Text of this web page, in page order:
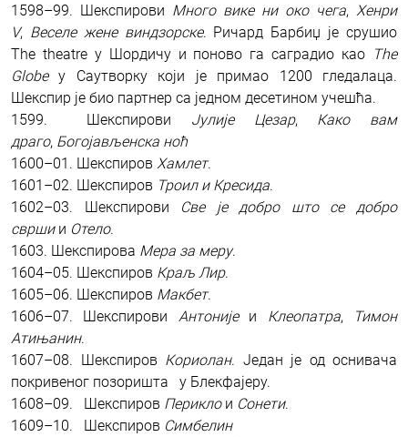
1598–99. Шeкспирови Много вике ни око чега, Хенри
V, Веселе жене виндзорске. Ричард Барбиџ је срушио
The theatre у Шордичу и поново га саградио као The
Globeу Саутворку који јe примао 1200 гледалаца.
Шeкспир је био партнер са једном десетином учешћа.
1599. Шекспирови Јулије Цезар, Како вам
драго, Богојављенска ноћ
1600–01. Шекспиров Хамлет.
1601–02. Шекспиров Троил и Кресида.
1602–03. Шекспирови Све је добро што се добро
свршии Отело.
1603. Шeкспирова Мера за меру.
1604–05. Шекспиров Краљ Лир.
1605–06. Шекспиров Макбет.
1606–07. Шекспирови Антонијеи Клеопатра,
Тимон
Атињанин.
1607–08. Шекспиров Кориолан. Један је од оснивача
покривеног позоришта у Блекфајеру.
1608–09. Шекспиров Периклои Сонети.
1609–10. Шекспиров Симбелин